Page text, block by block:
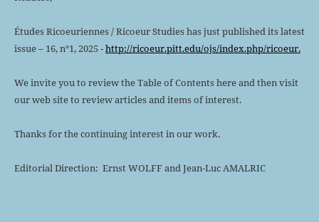
Études Ricoeuriennes / Ricoeur Studies has just published its latest
issue – 16, n°1, 2025 -http://ricoeur.pitt.edu/ojs/index.php/ricoeur.
We invite you to review the Table of Contents here and then visit
our web site to review articles and items of interest.
Thanks for the continuing interest in our work.
Editorial Direction: Ernst WOLFF and Jean-Luc AMALRIC